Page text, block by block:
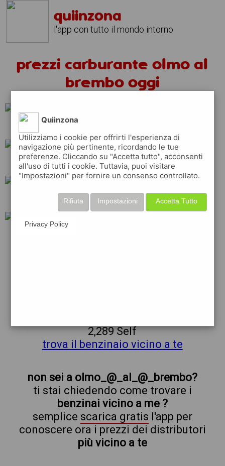
quiinzona
l'app con tutto il mondo intorno
prezzi carburante olmo al
brembo oggi
api repsol
tamoil q8
2,289 Self
trova il benzinaio vicino a te
non sei a olmo_@_al_@_brembo?
ti stai chiedendo come trovare i
benzinai vicino a me ?
semplice scarica gratis l'app per
conoscere ora i prezzi dei distributori
più vicino a te
Quiinzona
Utilizziamo i cookie per offrirti l'esperienza di
navigazione più pertinente, ricordando le tue
preferenze. Cliccando su "Accetta tutto", acconsenti
all'uso di tutti i cookie. Tuttavia, puoi visitare
"Impostazioni" per fornire un consenso controllato.
Accetta Tutto
Impostazioni
Rifiuta
Privacy Policy